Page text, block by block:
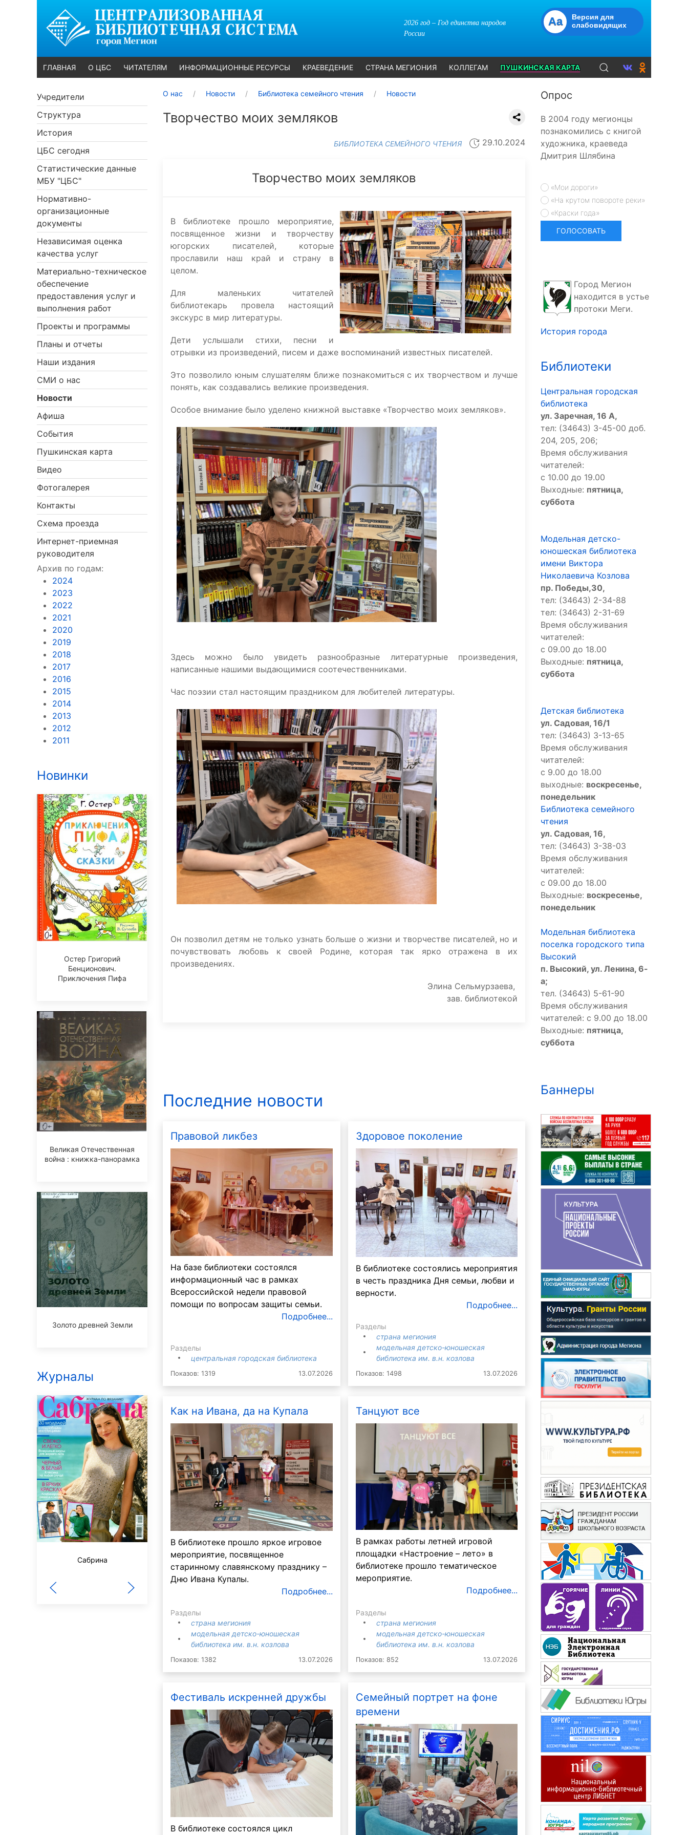
2026 год – Год единства народов
России
Aa
Версия для
слабовидящих
ГЛАВНАЯ О ЦБС ЧИТАТЕЛЯМ ИНФОРМАЦИОННЫЕ РЕСУРСЫ КРАЕВЕДЕНИЕ СТРАНА МЕГИОНИЯ КОЛЛЕГАМ ПУШКИНСКАЯ КАРТА
Учредители
Структура
История
ЦБС сегодня
Статистические данные
МБУ "ЦБС"
Нормативно-
организационные
документы
Независимая оценка
качества услуг
Материально-техническое
обеспечение
предоставления услуг и
выполнения работ
Проекты и программы
Планы и отчеты
Наши издания
СМИ о нас
Новости
Афиша
События
Пушкинская карта
Видео
Фотогалерея
Контакты
Схема проезда
Интернет-приемная
руководителя
Архив по годам:
2024
2023
2022
2021
2020
2019
2018
2017
2016
2015
2014
2013
2012
2011
Новинки
Остер Григорий
Бенционович.
Приключения Пифа
Великая Отечественная
война : книжка-панорамка
Золото древней Земли
Журналы
Сабрина Вокруг света
Бурда
Знание-сила
О нас Новости Библиотека семейного чтения Новости
Творчество моих земляков
БИБЛИОТЕКА СЕМЕЙНОГО ЧТЕНИЯ 29.10.2024
Творчество моих земляков
В библиотеке прошло мероприятие,
посвященное жизни и творчеству
югорских писателей, которые
прославили наш край и страну в
целом.
Для маленьких читателей
библиотекарь провела настоящий
экскурс в мир литературы.
Дети услышали стихи, песни и
отрывки из произведений, писем и даже воспоминаний известных писателей.
Это позволило юным слушателям ближе познакомиться с их творчеством и лучше
понять, как создавались великие произведения.
Особое внимание было уделено книжной выставке «Творчество моих земляков».
Здесь можно было увидеть разнообразные литературные произведения,
написанные нашими выдающимися соотечественниками.
Час поэзии стал настоящим праздником для любителей литературы.
Он позволил детям не только узнать больше о жизни и творчестве писателей, но и
почувствовать любовь к своей Родине, которая так ярко отражена в их
произведениях.
Элина Сельмурзаева,
зав. библиотекой
Последние новости
Правовой ликбез
На базе библиотеки состоялся
информационный час в рамках
Всероссийской недели правовой
помощи по вопросам защиты семьи.
Подробнее...
Разделы
центральная городская библиотека
Показов: 1319 13.07.2026
Здоровое поколение
В библиотеке состоялись мероприятия
в честь праздника Дня семьи, любви и
верности.
Подробнее...
Разделы
страна мегиония
модельная детско-юношеская
библиотека им. в.н. козлова
Показов: 1498 13.07.2026
Как на Ивана, да на Купала
В библиотеке прошло яркое игровое
мероприятие, посвященное
старинному славянскому празднику –
Дню Ивана Купалы.
Подробнее...
Разделы
страна мегиония
модельная детско-юношеская
библиотека им. в.н. козлова
Показов: 1382 13.07.2026
Танцуют все
В рамках работы летней игровой
площадки «Настроение – лето» в
библиотеке прошло тематическое
мероприятие.
Подробнее...
Разделы
страна мегиония
модельная детско-юношеская
библиотека им. в.н. козлова
Показов: 852 13.07.2026
Фестиваль искренней дружбы
В библиотеке состоялся цикл
Семейный портрет на фоне
времени
Опрос
В 2004 году мегионцы
познакомились с книгой
художника, краеведа
Дмитрия Шлябина
«Мои дороги»
«На крутом повороте реки»
«Краски года»
Город Мегион
находится в устье
протоки Меги.
История города
Библиотеки
Центральная городская
библиотека
ул. Заречная, 16 А,
тел: (34643) 3-45-00 доб.
204, 205, 206;
Время обслуживания
читателей:
с 10.00 до 19.00
Выходные: пятница,
суббота
Модельная детско-
юношеская библиотека
имени Виктора
Николаевича Козлова
пр. Победы,30,
тел: (34643) 2-34-88
тел: (34643) 2-31-69
Время обслуживания
читателей:
с 09.00 до 18.00
Выходные: пятница,
суббота
Детская библиотека
ул. Садовая, 16/1
тел: (34643) 3-13-65
Время обслуживания
читателей:
с 9.00 до 18.00
выходные: воскресенье,
понедельник
Библиотека семейного
чтения
ул. Садовая, 16,
тел: (34643) 3-38-03
Время обслуживания
читателей:
с 09.00 до 18.00
Выходные: воскресенье,
понедельник
Модельная библиотека
поселка городского типа
Высокий
п. Высокий, ул. Ленина, 6-
а;
тел. (34643) 5-61-90
Время обслуживания
читателей: с 9.00 до 18.00
Выходные: пятница,
суббота
Баннеры